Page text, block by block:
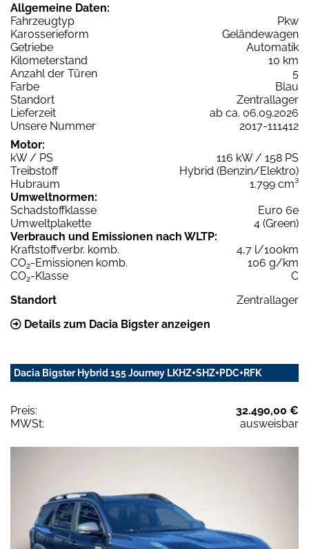
Allgemeine Daten:
Fahrzeugtyp
Pkw
Karosserieform
Geländewagen
Getriebe
Automatik
Kilometerstand
10 km
Anzahl der Türen
5
Farbe
Blau
Standort
Zentrallager
Lieferzeit
ab ca. 06.09.2026
Unsere Nummer
2017-111412
Motor:
kW / PS
116 kW / 158 PS
Treibstoff
Hybrid (Benzin/Elektro)
Hubraum
1.799 cm³
Umweltnormen:
Schadstoffklasse
Euro 6e
Umweltplakette
4 (Green)
Verbrauch und Emissionen nach WLTP:
Kraftstoffverbr. komb.
4,7 l/100km
CO2-Emissionen komb.
106 g/km
CO2-Klasse
C
Standort
Zentrallager
Details zum Dacia Bigster anzeigen
Dacia Bigster Hybrid 155 Journey LKHZ+SHZ+PDC+RFK
Preis:
32.490,00 €
MWSt:
ausweisbar